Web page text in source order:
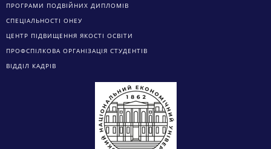
ПРОГРАМИ ПОДВІЙНИХ ДИПЛОМІВ
СПЕЦІАЛЬНОСТІ ОНЕУ
ЦЕНТР ПІДВИЩЕННЯ ЯКОСТІ ОСВІТИ
ПРОФСПІЛКОВА ОРГАНІЗАЦІЯ СТУДЕНТІВ
ВІДДІЛ КАДРІВ